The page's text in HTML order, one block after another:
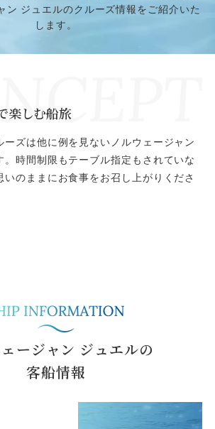
ン ジュエルのクルーズ情報をご紹介いた
します。
楽しむ船旅
ーズは他に例を見ないノルウェージャン
。時間制限もテーブル指定もされていな
いのままにお食事をお召し上がりくださ
ージャン ジュエルの
客船情報